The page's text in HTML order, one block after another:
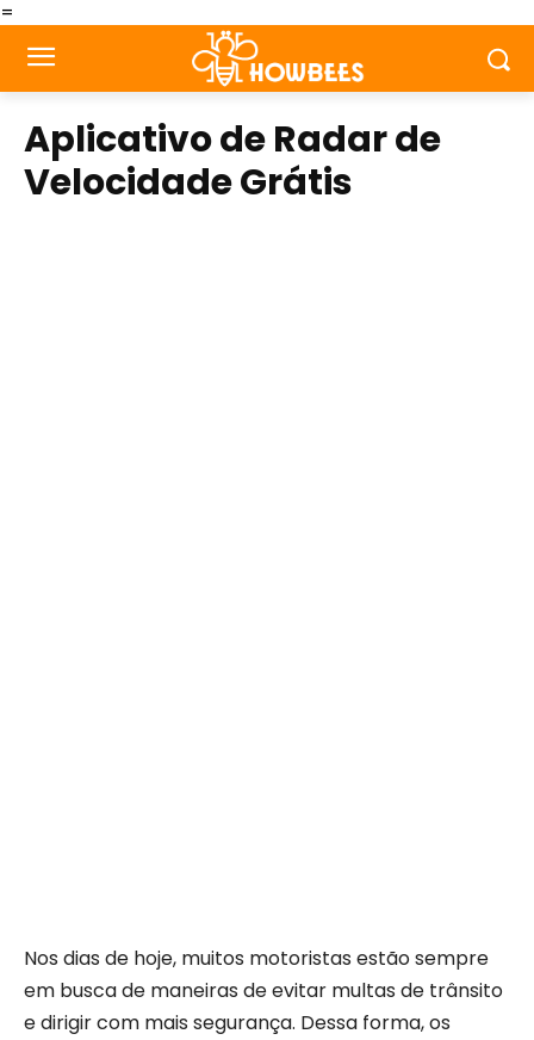
=
Aplicativo de Radar de
Velocidade Grátis
Nos dias de hoje, muitos motoristas estão sempre
em busca de maneiras de evitar multas de trânsito
e dirigir com mais segurança. Dessa forma, os